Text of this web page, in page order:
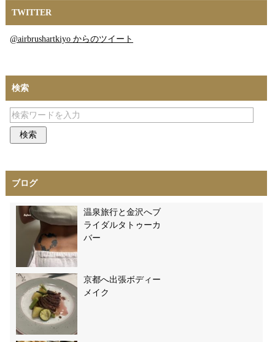
TWITTER
@airbrushartkiyo からのツイート
検索
ブログ
温泉旅行と金沢へブ
ライダルタトゥーカ
バー
京都へ出張ボディー
メイク